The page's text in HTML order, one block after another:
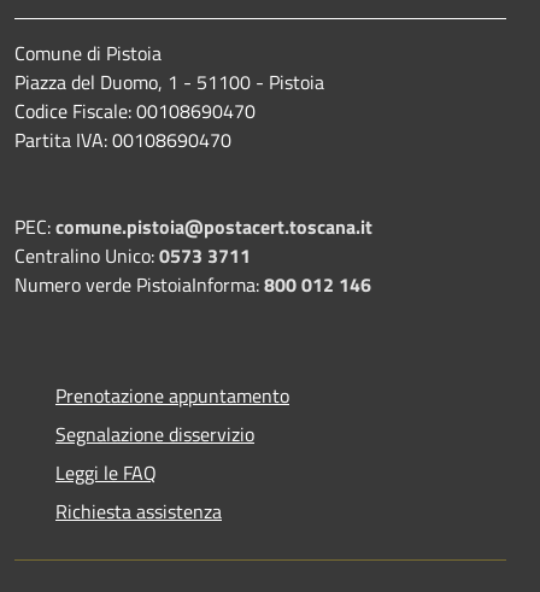
Comune di Pistoia
Piazza del Duomo, 1 - 51100 - Pistoia
Codice Fiscale: 00108690470
Partita IVA: 00108690470
PEC:comune.pistoia@postacert.toscana.it
Centralino Unico:0573 3711
Numero verde PistoiaInforma:800 012 146
Prenotazione appuntamento
Segnalazione disservizio
Leggi le FAQ
Richiesta assistenza